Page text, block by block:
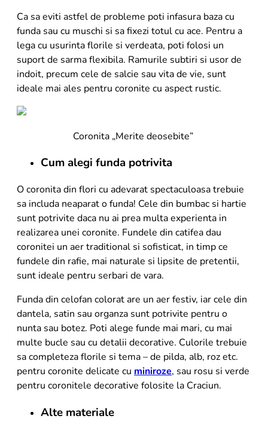
Ca sa eviti astfel de probleme poti infasura baza cu
funda sau cu muschi si sa fixezi totul cu ace. Pentru a
lega cu usurinta florile si verdeata, poti folosi un
suport de sarma flexibila. Ramurile subtiri si usor de
indoit, precum cele de salcie sau vita de vie, sunt
ideale mai ales pentru coronite cu aspect rustic.
Coronita „Merite deosebite”
Cum alegi funda potrivita
O coronita din flori cu adevarat spectaculoasa trebuie
sa includa neaparat o funda! Cele din bumbac si hartie
sunt potrivite daca nu ai prea multa experienta in
realizarea unei coronite. Fundele din catifea dau
coronitei un aer traditional si sofisticat, in timp ce
fundele din rafie, mai naturale si lipsite de pretentii,
sunt ideale pentru serbari de vara.
Funda din celofan colorat are un aer festiv, iar cele din
dantela, satin sau organza sunt potrivite pentru o
nunta sau botez. Poti alege funde mai mari, cu mai
multe bucle sau cu detalii decorative. Culorile trebuie
sa completeza florile si tema – de pilda, alb, roz etc.
pentru coronite delicate cu miniroze, sau rosu si verde
pentru coronitele decorative folosite la Craciun.
Alte materiale